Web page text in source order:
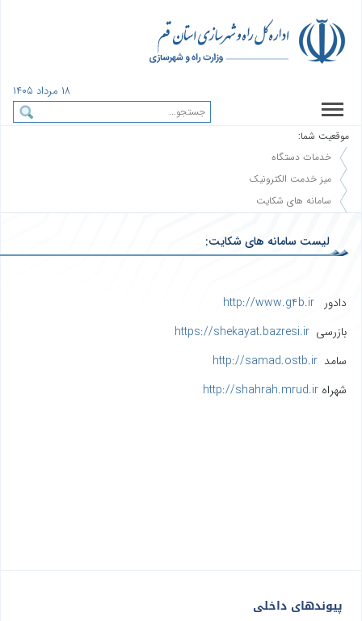
١٨ مرداد ١٤٠٥
موقعیت شما:
خدمات دستگاه
میز خدمت الکترونیک
سامانه های شکایت
لیست سامانه های شکایت:
دادور http://www.g4b.ir
بازرسی https://shekayat.bazresi.ir
سامد http://samad.ostb.ir
شهراه http://shahrah.mrud.ir
پیوندهای داخلی